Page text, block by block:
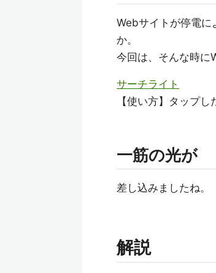
Webサイトが停電に
か。
今回は、そんな時に
サーチライト
【使い方】タップ
一筋の光が
差し込みましたね。
解説